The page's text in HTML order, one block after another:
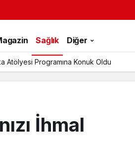
Sağlık Diğer
Atölyesi Programına Konuk Oldu
İhmal